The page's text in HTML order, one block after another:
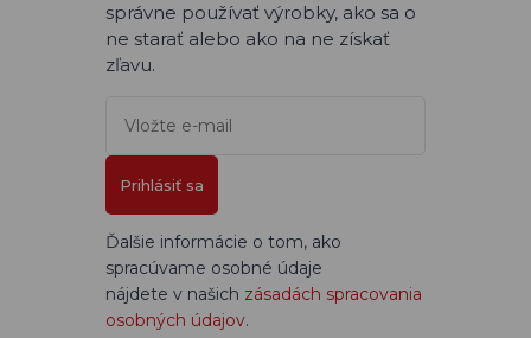
správne používať výrobky, ako sa o
ne starať alebo ako na ne získať
zľavu.
Prihlásiť sa
Ďalšie informácie o tom, ako
spracúvame osobné údaje
nájdete v našich zásadách spracovania
osobných údajov.